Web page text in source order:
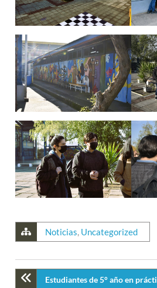
Noticias, Uncategorized
Estudiantes de 5° año en